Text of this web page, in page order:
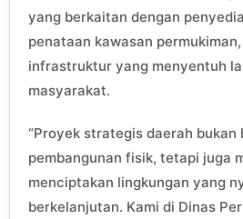
yang berkaitan dengan
penataan kawasan
infrastruktur yang menyentuh
masyarakat.
“Proyek strategis daerah bukan
pembangunan fisik, tetapi juga
menciptakan lingkungan yang
berkelanjutan. Kami di Dinas